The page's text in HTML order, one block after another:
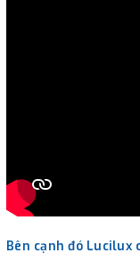
Bên cạnh đó Lucilux